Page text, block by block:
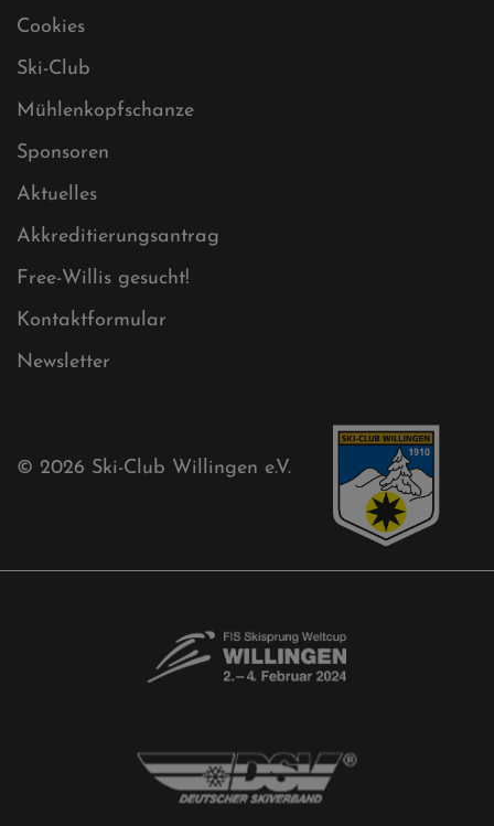
Cookies
Ski-Club
Mühlenkopfschanze
Sponsoren
Aktuelles
Akkreditierungsantrag
Free-Willis gesucht!
Kontaktformular
Newsletter
© 2026 Ski-Club Willingen e.V.